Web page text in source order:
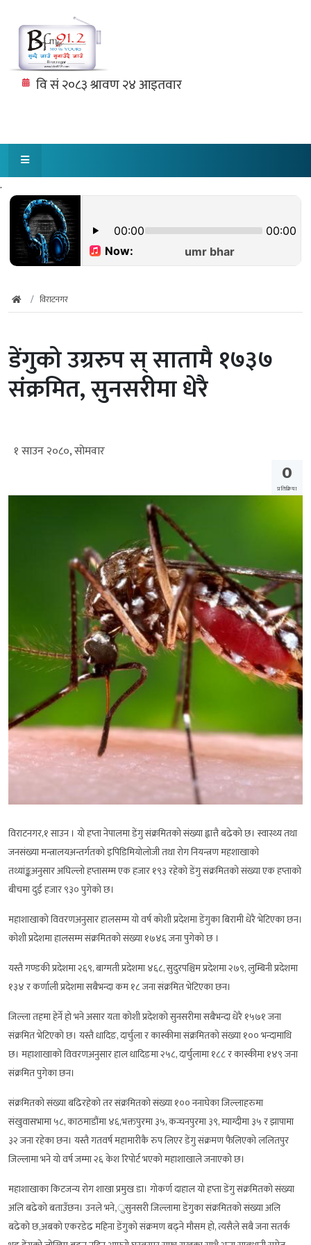
.
विराटनगर
डेंगुको उग्ररुप स् सातामै १७३७
संक्रमित, सुनसरीमा धेरै
१ साउन २०८०, सोमवार
0
प्रतिक्रिया
विराटनगर,१ साउन । यो हप्ता नेपालमा डेंगु संक्रमितको संख्या ह्वात्तै बढेको छ। स्वास्थ्य तथा
जनसंख्या मन्त्रालयअन्तर्गतको इपिडिमियोलोजी तथा रोग नियन्त्रण महशाखाको
तथ्यांङ्कअनुसार अघिल्लो हप्तासम्म एक हजार १९३ रहेको डेंगु संक्रमितको संख्या एक हप्ताको
बीचमा दुई हजार ९३० पुगेको छ।
महाशाखाको विवरणअनुसार हालसम्म यो वर्ष कोशी प्रदेशमा डेंगुका बिरामी धेरै भेटिएका छन।
कोशी प्रदेशमा हालसम्म संक्रमितको संख्या १७४६ जना पुगेको छ ।
यस्तै गण्डकी प्रदेशमा २६९, बाग्मती प्रदेशमा ४६८, सुदुरपश्चिम प्रदेशमा २७९, लुम्बिनी प्रदेशमा
१३४ र कर्णाली प्रदेशमा सबैभन्दा कम १८ जना संक्रमित भेटिएका छन।
​जिल्ला तहमा हेर्ने हो भने असार यता कोशी प्रदेशको सुनसरीमा सबैभन्दा धेरै १५७१ जना
संक्रमित भेटिएको छ। यस्तै धादिङ, दार्चुला र कास्कीमा संक्रमितको संख्या १०० भन्दामाथि
छ। महाशाखाको विवरणअनुसार हाल धादिङमा २५८, दार्चुलामा १८८ र कास्कीमा १४९ जना
संक्रमित पुगेका छन।
संक्रमितको संख्या बढिरहेको तर संक्रमितको संख्या १०० ननाघेका जिल्लाहरुमा
संखुवासभामा ५८, काठमाडौंमा ४६,भक्तपुरमा ३५, कन्चनपुरमा ३९, म्याग्दीमा ३५ र झापामा
३२ जना रहेका छन। यस्तै गतवर्ष महामारीकै रुप लिएर डेंगु संक्रमण फैलिएको ललितपुर
जिल्लामा भने यो वर्ष जम्मा २६ केश रिपोर्ट भएको महाशाखाले जनाएको छ।
महाशाखाका किटजन्य रोग शाखा प्रमुख डा। गोकर्ण दाहाल यो हप्ता डेंगु संक्रमितको संख्या
अलि बढेको बताउँछन। उनले भने,ुसुनसरी जिल्लामा डेंगुका संक्रमितको संख्या अलि
बढेको छ,अबको एकरडेढ महिना डेंगुको संक्रमण बढ्ने मौसम हो, त्यसैले सबै जना सतर्क